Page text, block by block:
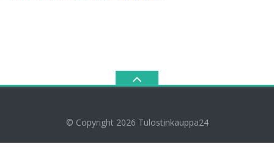
© Copyright 2026 Tulostinkauppa24